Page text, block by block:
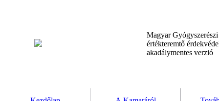
Magyar
értékteremtő
akadálymentes verzió